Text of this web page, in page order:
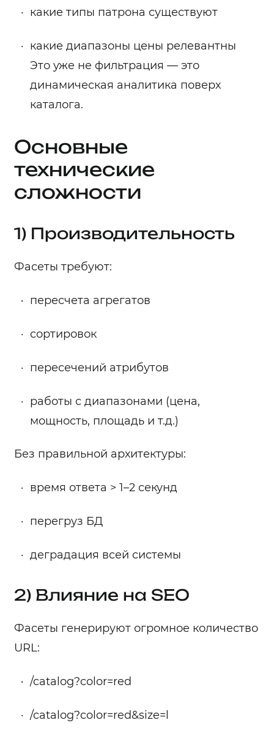
какие типы патрона существуют
какие диапазоны цены релевантны
Это уже не фильтрация — это
динамическая аналитика поверх
каталога.
Основные
технические
сложности
1) Производительность
Фасеты требуют:
пересчета агрегатов
сортировок
пересечений атрибутов
работы с диапазонами (цена,
мощность, площадь и т.д.)
Без правильной архитектуры:
время ответа > 1–2 секунд
перегруз БД
деградация всей системы
2) Влияние на SEO
Фасеты генерируют огромное количество
URL:
/catalog?color=red
/catalog?color=red&size=l